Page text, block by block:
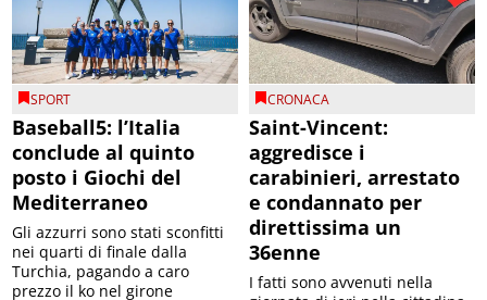
SPORT
Baseball5: l’Italia
conclude al quinto
posto i Giochi del
Mediterraneo
Gli azzurri sono stati sconfitti
nei quarti di finale dalla
Turchia, pagando a caro
prezzo il ko nel girone
CRONACA
Saint-Vincent:
aggredisce i
carabinieri, arrestato
e condannato per
direttissima un
36enne
I fatti sono avvenuti nella